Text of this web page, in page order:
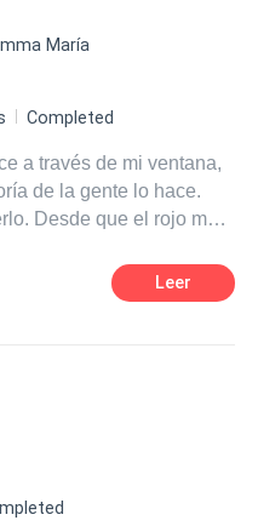
enemigo aparece y una
a este nuevo
más profundas de su
María
Completed
a través de mi ventana,
de la gente lo hace.
me
a tus mejillas.Leer